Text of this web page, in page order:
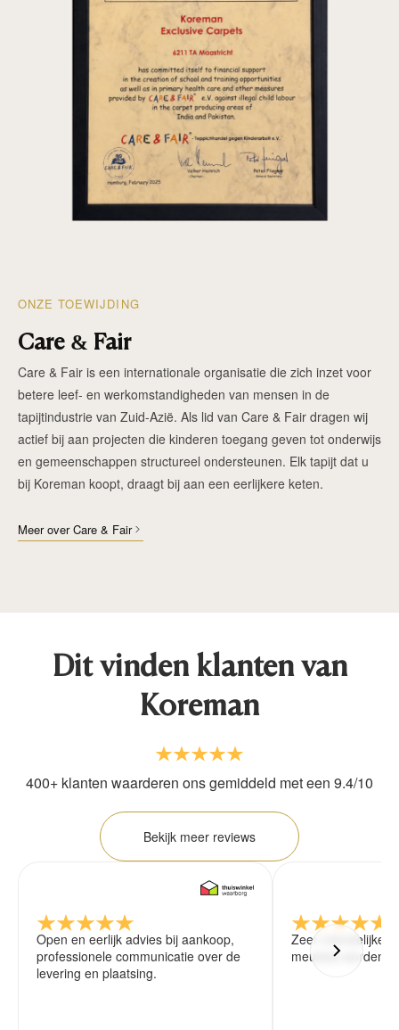
ONZE TOEWIJDING
Care & Fair
Care & Fair is een internationale organisatie die zich inzet voor
betere leef- en werkomstandigheden van mensen in de
tapijtindustrie van Zuid-Azië. Als lid van Care & Fair dragen wij
actief bij aan projecten die kinderen toegang geven tot onderwijs
en gemeenschappen structureel ondersteunen. Elk tapijt dat u
bij Koreman koopt, draagt bij aan een eerlijkere keten.
Meer over Care & Fair
Dit vinden klanten van
Koreman
400+ klanten waarderen ons gemiddeld met een 9.4/10
Bekijk meer reviews
Open en eerlijk advies bij aankoop,
professionele communicatie over de
levering en plaatsing.
Zeer vriendelijke
meubels worden